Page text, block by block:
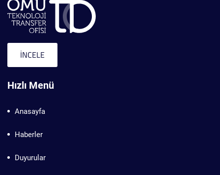
İNCELE
Hızlı Menü
Anasayfa
Haberler
Duyurular